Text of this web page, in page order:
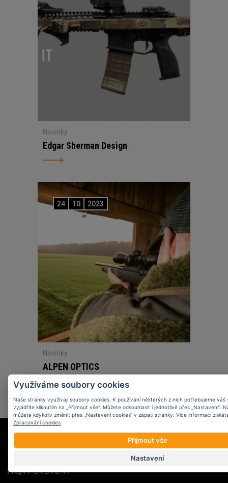
Novinky
Edgar Sherman Design
24 10 2023
Novinky
ALPEN OPTICS
Využíváme soubory cookies
Naše stránky využívají soubory cookies. K používání některých z nich potřebujeme váš
vyjádříte kliknutím na „Přijmout vše“. Můžete odsouhlasit i jednotlivě přes „Nastavení“.
můžete kdykoliv změnit přes „Nastavení cookies“ v zápatí stránky. Více informací
Zpracování cookies
Přijmout vše
Nastavení